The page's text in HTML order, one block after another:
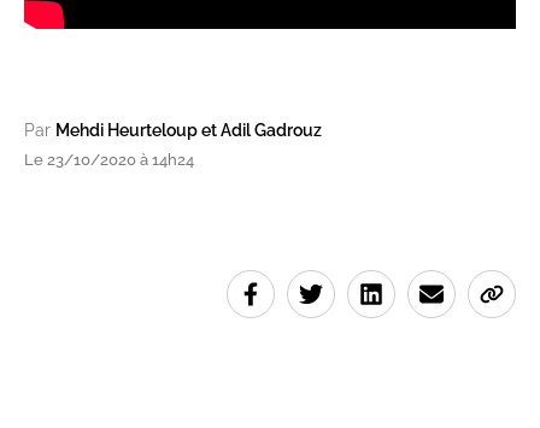
Par Mehdi Heurteloup et Adil Gadrouz
Le 23/10/2020 à 14h24